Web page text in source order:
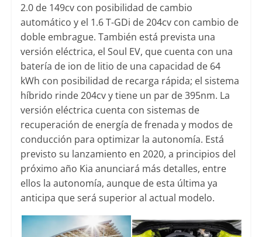
2.0 de 149cv con posibilidad de cambio
automático y el 1.6 T-GDi de 204cv con cambio de
doble embrague. También está prevista una
versión eléctrica, el Soul EV, que cuenta con una
batería de ion de litio de una capacidad de 64
kWh con posibilidad de recarga rápida; el sistema
híbrido rinde 204cv y tiene un par de 395nm. La
versión eléctrica cuenta con sistemas de
recuperación de energía de frenada y modos de
conducción para optimizar la autonomía. Está
previsto su lanzamiento en 2020, a principios del
próximo año Kia anunciará más detalles, entre
ellos la autonomía, aunque de esta última ya
anticipa que será superior al actual modelo.